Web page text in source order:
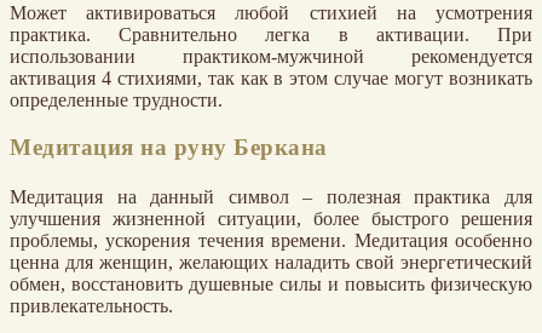
Может активироваться любой стихией на усмотрения
практика. Сравнительно легка в активации. При
использовании практиком-мужчиной рекомендуется
активация 4 стихиями, так как в этом случае могут возникать
определенные трудности.
Медитация на руну Беркана
Медитация на данный символ – полезная практика для
улучшения жизненной ситуации, более быстрого решения
проблемы, ускорения течения времени. Медитация особенно
ценна для женщин, желающих наладить свой энергетический
обмен, восстановить душевные силы и повысить физическую
привлекательность.